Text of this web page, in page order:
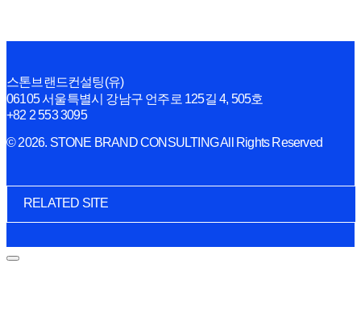
스톤브랜드컨설팅(유)
06105 서울특별시 강남구 언주로 125길 4, 505호
+82 2 553 3095
© 2026. STONE BRAND CONSULTING All Rights Reserved
RELATED SITE